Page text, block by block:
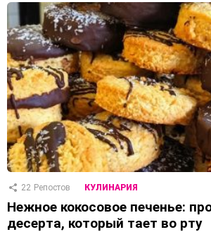
22 Репостов КУЛИНАРИЯ
Нежное кокосовое печенье:
десерта, который тает во рту